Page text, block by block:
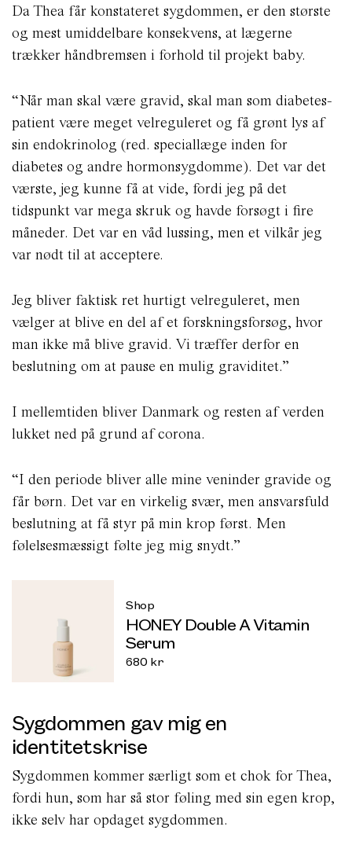
Da Thea får konstateret sygdommen, er den største
og mest umiddelbare konsekvens, at lægerne
trækker håndbremsen i forhold til projekt baby.
“Når man skal være gravid, skal man som diabetes-
patient være meget velreguleret og få grønt lys af
sin endokrinolog (red. speciallæge inden for
diabetes og andre hormonsygdomme). Det var det
værste, jeg kunne få at vide, fordi jeg på det
tidspunkt var mega skruk og havde forsøgt i fire
måneder. Det var en våd lussing, men et vilkår jeg
var nødt til at acceptere.
Jeg bliver faktisk ret hurtigt velreguleret, men
vælger at blive en del af et forskningsforsøg, hvor
man ikke må blive gravid. Vi træffer derfor en
beslutning om at pause en mulig graviditet.”
I mellemtiden bliver Danmark og resten af verden
lukket ned på grund af corona.
“I den periode bliver alle mine veninder gravide og
får børn. Det var en virkelig svær, men ansvarsfuld
beslutning at få styr på min krop først. Men
følelsesmæssigt følte jeg mig snydt.”
Shop
HONEY Double A Vitamin
Serum
680 kr
Sygdommen gav mig en
identitetskrise
Sygdommen kommer særligt som et chok for Thea,
fordi hun, som har så stor føling med sin egen krop,
ikke selv har opdaget sygdommen.